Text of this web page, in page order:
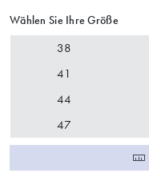
Wählen Sie Ihre Größe
38
41
44
47